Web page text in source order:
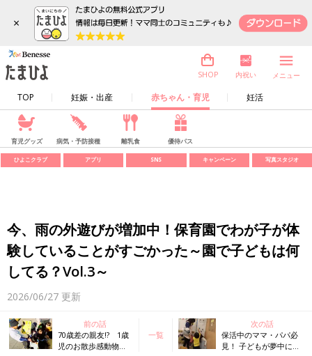
×
TOP 妊娠・出産 赤ちゃん・育児 妊活
SHOP 内祝い メニュー
育児グッズ 病気・予防接種 離乳食 優待パス
ひよこクラブ アプリ SNS キャンペーン 写真スタジオ
今、雨の外遊びが増加中！保育園でわが子が体
験していることがすごかった～園で子どもは何
してる？Vol.3～
2026/06/27 更新
前の話
70歳差の親友!? 1歳
児のお散歩感動物
一覧
次の話
保活中のママ・パパ必
見！ 子どもが夢中にな